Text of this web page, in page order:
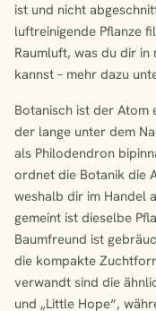
ist und nicht
luftreinigende Pflanze
Raumluft, was du dir in
kannst – mehr dazu
Botanisch ist der Atom
der lange unter dem
als Philodendron
ordnet die Botanik die
weshalb dir im Handel
gemeint ist dieselbe
Baumfreund ist
die kompakte
verwandt sind die
und „Little Hope“,